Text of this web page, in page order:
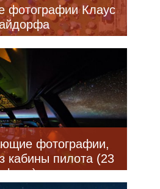
фотографии Клаус
фотографии,
кабины пилота (23
фото)